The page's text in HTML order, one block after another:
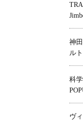
神
ル
科
ヴ